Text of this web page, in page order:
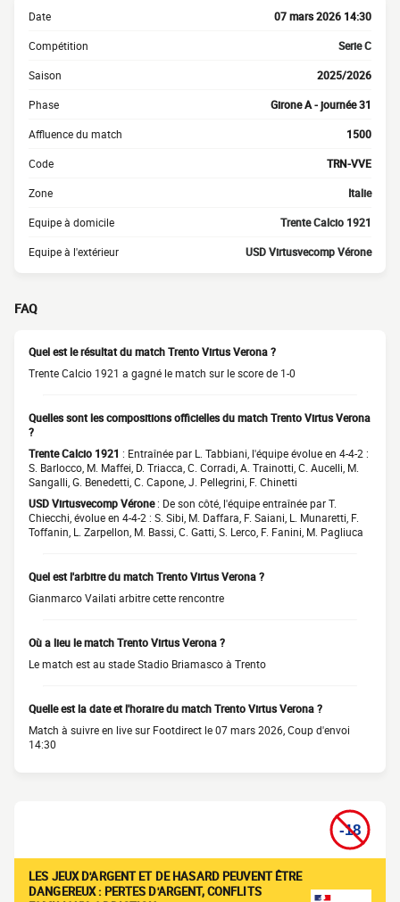
Date 07 mars 2026 14:30
Compétition Serie C
Saison 2025/2026
Phase Girone A - journée 31
Affluence du match 1500
Code TRN-VVE
Zone Italie
Equipe à domicile Trente Calcio 1921
Equipe à l'extérieur USD Virtusvecomp Vérone
FAQ
Quel est le résultat du match Trento Virtus Verona ?
Trente Calcio 1921 a gagné le match sur le score de 1-0
Quelles sont les compositions officielles du match Trento Virtus Verona
?
Trente Calcio 1921 : Entraînée par L. Tabbiani, l'équipe évolue en 4-4-2 :
S. Barlocco, M. Maffei, D. Triacca, C. Corradi, A. Trainotti, C. Aucelli, M.
Sangalli, G. Benedetti, C. Capone, J. Pellegrini, F. Chinetti
USD Virtusvecomp Vérone: De son côté, l'équipe entraînée par T.
Chiecchi, évolue en 4-4-2 : S. Sibi, M. Daffara, F. Saiani, L. Munaretti, F.
Toffanin, L. Zarpellon, M. Bassi, C. Gatti, S. Lerco, F. Fanini, M. Pagliuca
Quel est l'arbitre du match Trento Virtus Verona ?
Gianmarco Vailati arbitre cette rencontre
Où a lieu le match Trento Virtus Verona ?
Le match est au stade Stadio Briamasco à Trento
Quelle est la date et l'horaire du match Trento Virtus Verona ?
Match à suivre en live sur Footdirect le 07 mars 2026, Coup d'envoi
14:30
LES JEUX D'ARGENT ET DE HASARD PEUVENT ÊTRE
DANGEREUX : PERTES D'ARGENT, CONFLITS